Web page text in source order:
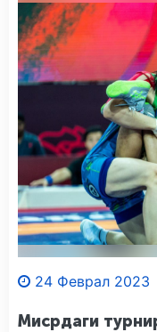
24 Феврал 2023
Мисрдаги